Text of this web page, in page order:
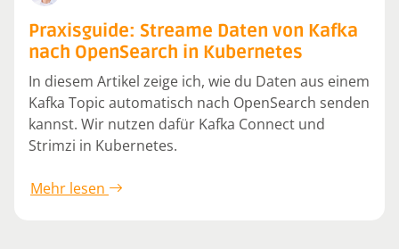
Praxisguide: Streame Daten von Kafka
nach OpenSearch in Kubernetes
In diesem Artikel zeige ich, wie du Daten aus einem
Kafka Topic automatisch nach OpenSearch senden
kannst. Wir nutzen dafür Kafka Connect und
Strimzi in Kubernetes.
Mehr lesen